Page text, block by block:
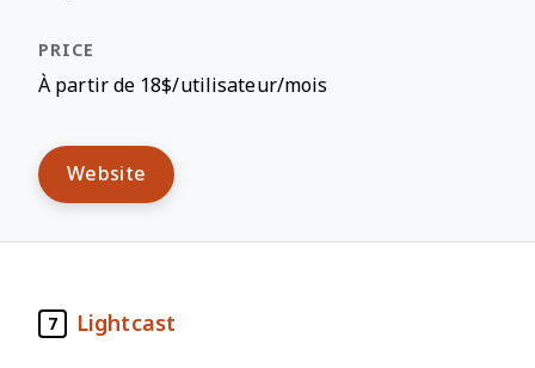
À partir de 18$/utilisateur/mois
Website
7 Lightcast